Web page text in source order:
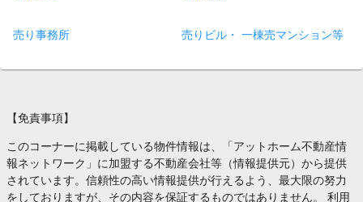
売り事務所 売りビル・ 一棟売マンション等
【免責事項】
このコーナーに掲載している物件情報は、「アットホーム不動産情
報ネットワーク」に加盟する不動産会社等（情報提供元）から提供
されています。信頼性の高い情報提供が行えるよう、最大限の努力
をしておりますが、その内容を保証するものではありません。 利用